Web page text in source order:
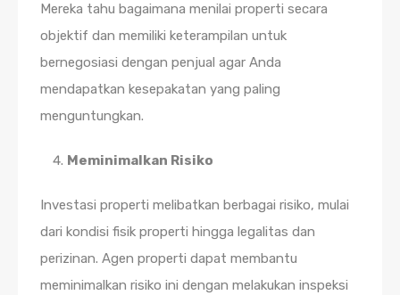
Mereka tahu bagaimana menilai properti secara
objektif dan memiliki keterampilan untuk
bernegosiasi dengan penjual agar Anda
mendapatkan kesepakatan yang paling
menguntungkan.
Meminimalkan Risiko
Investasi properti melibatkan berbagai risiko, mulai
dari kondisi fisik properti hingga legalitas dan
perizinan. Agen properti dapat membantu
meminimalkan risiko ini dengan melakukan inspeksi